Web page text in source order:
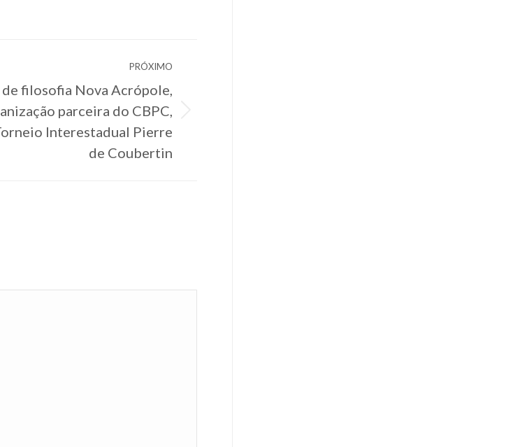
PRÓXIMO
de filosofia Nova Acrópole,
parceira do CBPC,
Interestadual Pierre
de Coubertin